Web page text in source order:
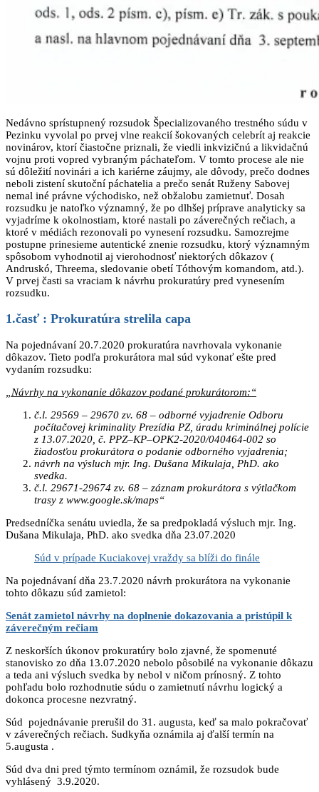
Nedávno sprístupnený rozsudok Špecializovaného trestného súdu v
Pezinku vyvolal po prvej vlne reakcií šokovaných celebrít aj reakcie
novinárov, ktorí čiastočne priznali, že viedli inkvizičnú a likvidačnú
vojnu proti vopred vybraným páchateľom. V tomto procese ale nie
sú dôležití novinári a ich kariérne záujmy, ale dôvody, prečo dodnes
neboli zistení skutoční páchatelia a prečo senát Ruženy Sabovej
nemal iné právne východisko, než obžalobu zamietnuť. Dosah
rozsudku je natoľko významný, že po dlhšej príprave analyticky sa
vyjadríme k okolnostiam, ktoré nastali po záverečných rečiach, a
ktoré v médiách rezonovali po vynesení rozsudku. Samozrejme
postupne prinesieme autentické znenie rozsudku, ktorý významným
spôsobom vyhodnotil aj vierohodnosť niektorých dôkazov (
Andruskó, Threema, sledovanie obetí Tóthovým komandom, atd.).
V prvej časti sa vraciam k návrhu prokuratúry pred vynesením
rozsudku.
1.časť : Prokuratúra strelila capa
Na pojednávaní 20.7.2020 prokuratúra navrhovala vykonanie
dôkazov. Tieto podľa prokurátora mal súd vykonať ešte pred
vydaním rozsudku:
„Návrhy na vykonanie dôkazov podané prokurátorom:“
č.l. 29569 – 29670 zv. 68 – odborné vyjadrenie Odboru
počítačovej kriminality Prezídia PZ, úradu kriminálnej polície
z 13.07.2020, č. PPZ–KP–OPK2-2020/040464-002 so
žiadosťou prokurátora o podanie odborného vyjadrenia;
návrh na výsluch mjr. Ing. Dušana Mikulaja, PhD. ako
svedka.
č.l. 29671-29674 zv. 68 – záznam prokurátora s výtlačkom
trasy z www.google.sk/maps“
Predsedníčka senátu uviedla, že sa predpokladá výsluch mjr. Ing.
Dušana Mikulaja, PhD. ako svedka dňa 23.07.2020
Súd v prípade Kuciakovej vraždy sa blíži do finále
Na pojednávaní dňa 23.7.2020 návrh prokurátora na vykonanie
tohto dôkazu súd zamietol:
Senát zamietol návrhy na doplnenie dokazovania a pristúpil k
záverečným rečiam
Z neskorších úkonov prokuratúry bolo zjavné, že spomenuté
stanovisko zo dňa 13.07.2020 nebolo pôsobilé na vykonanie dôkazu
a teda ani výsluch svedka by nebol v ničom prínosný. Z tohto
pohľadu bolo rozhodnutie súdu o zamietnutí návrhu logický a
dokonca procesne nezvratný.
Súd pojednávanie prerušil do 31. augusta, keď sa malo pokračovať
v záverečných rečiach. Sudkyňa oznámila aj ďalší termín na
5.augusta .
Súd dva dni pred týmto termínom oznámil, že rozsudok bude
vyhlásený 3.9.2020.